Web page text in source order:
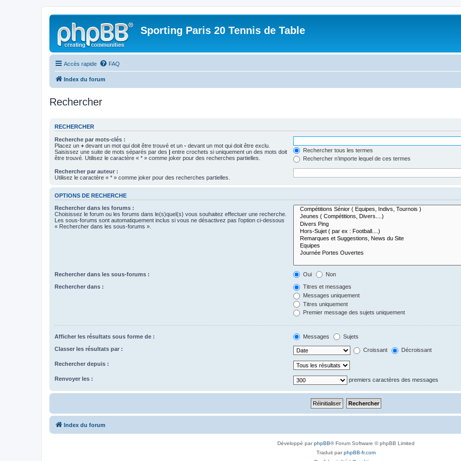
Sporting Paris 20 Tennis de Table
Accès rapide FAQ
Index du forum
Rechercher
RECHERCHER
Recherche par mots-clés :
Placez un + devant un mot qui doit être trouvé et un - devant un mot qui doit être exclu.
Saisissez une suite de mots séparés par des | entre crochets si uniquement un des mots doit
être trouvé. Utilisez le caractère « * » comme joker pour des recherches partielles.
Rechercher tous les termes
Rechercher n’importe lequel de ces termes
Rechercher par auteur :
Utilisez le caractère « * » comme joker pour des recherches partielles.
OPTIONS DE RECHERCHE
Rechercher dans les forums :
Choisissez le forum ou les forums dans le(s)quel(s) vous souhaitez effectuer une recherche.
Les sous-forums sont automatiquement inclus si vous ne désactivez pas l’option ci-dessous
« Rechercher dans les sous-forums ».
Rechercher dans les sous-forums : Oui Non
Rechercher dans :
Titres et messages
Messages uniquement
Titres uniquement
Premier message des sujets uniquement
Afficher les résultats sous forme de : Messages Sujets
Classer les résultats par : Croissant Décroissant
Rechercher depuis :
Renvoyer les : premiers caractères des messages
Index du forum
Développé parphpBB® Forum Software © phpBB Limited
Traduit parphpBB-fr.com